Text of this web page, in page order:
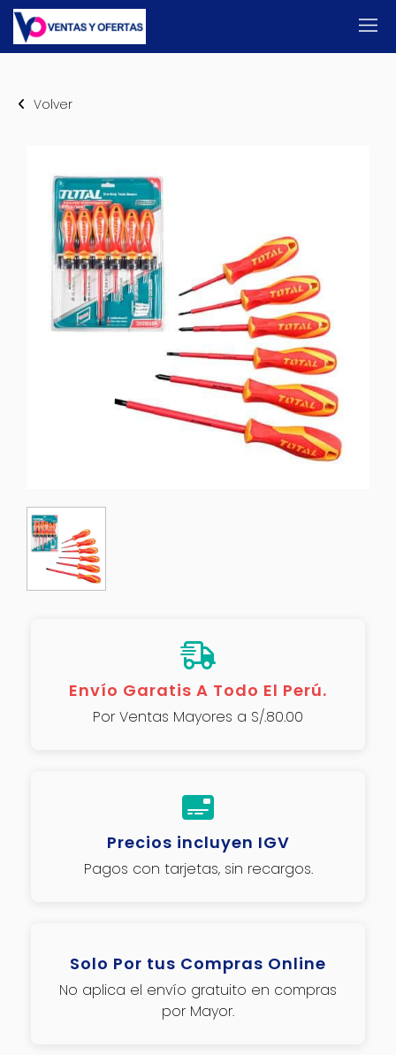
Volver
Envío Garatis A Todo El Perú.
Por Ventas Mayores a S/.80.00
Precios incluyen IGV
Pagos con tarjetas, sin recargos.
Solo Por tus Compras Online
No aplica el envío gratuito en compras
por Mayor.